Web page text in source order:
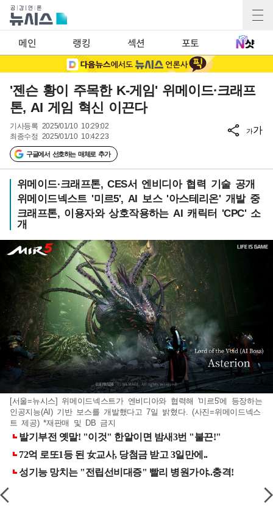
메인 랭킹 섹션 포토
'젠슨 황이 주목한 K-게임' 위메이드·크래프
톤, AI 게임 혁신 이끈다
기사등록 2025/01/10 10:29:02
최종수정 2025/01/10 10:42:23
구글에서 선호하는 매체로 추가
가가
위메이드·크래프톤, CES서 엔비디아 협력 기술 공개
위메이드넥스트 '미르5', AI 보스 '아스테리온' 개발 중
크래프톤, 이용자와 상호작용하는 AI 캐릭터 'CPC' 소
개
[서울=뉴시스] 위메이드넥스트가 엔비디아와 협력해 '미르5'에 등장하는
인공지능(AI) 기반 보스를 개발했다고 7일 밝혔다. (사진=위메이드넥스
트 제공) *재판매 및 DB 금지